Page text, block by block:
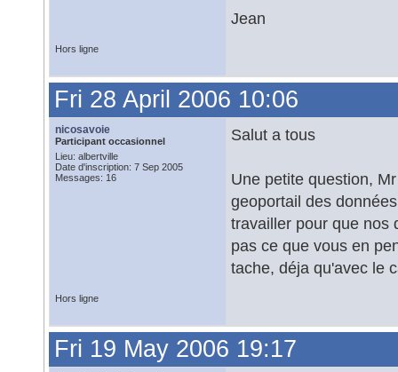
Jean
Hors ligne
Fri 28 April 2006 10:06
nicosavoie
Participant occasionnel
Lieu: albertville
Date d'inscription: 7 Sep 2005
Messages: 16
Salut a tous
Une petite question,
geoportail des
travailler pour que nos
pas ce que vous en
tache, déja qu'avec le
Hors ligne
Fri 19 May 2006 19:17